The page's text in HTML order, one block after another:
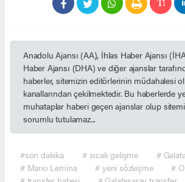
Anadolu Ajansı (AA), İhlas Haber Ajansı
Haber Ajansı (DHA) ve diğer ajanslar
haberler, sitemizin editörlerinin müdahalesi
kanallarından çekilmektedir. Bu haberlerde
muhataplar haberi geçen ajanslar olup
sorumlu tutulamaz...
#son dakika # sıcak gelişme
#
# Mario Lemina
# yeni sözleşme
#